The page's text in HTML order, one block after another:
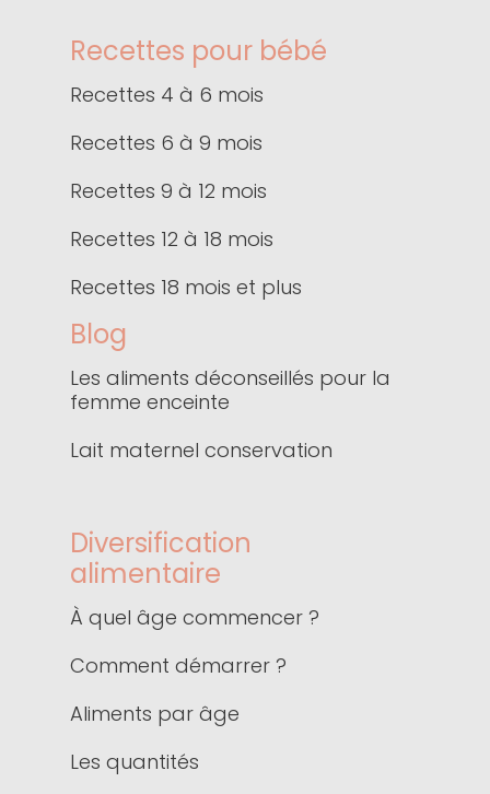
Recettes pour bébé
Recettes 4 à 6 mois
Recettes 6 à 9 mois
Recettes 9 à 12 mois
Recettes 12 à 18 mois
Recettes 18 mois et plus
Blog
Les aliments déconseillés pour la
femme enceinte
Lait maternel conservation
Diversification
alimentaire
À quel âge commencer ?
Comment démarrer ?
Aliments par âge
Les quantités